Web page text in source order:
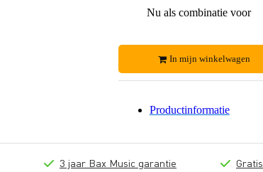
Nu als combinatie voor
In mijn winkelwagen
Productinformatie
3 jaar Bax Music garantie